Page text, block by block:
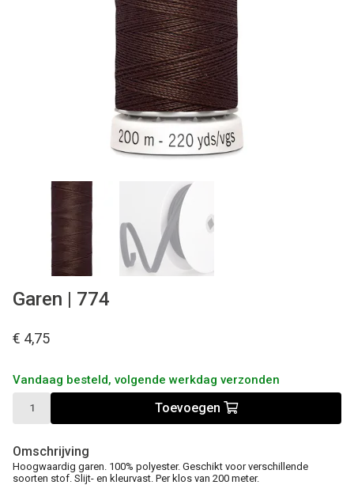
Garen | 774
€ 4,75
Vandaag besteld, volgende werkdag verzonden
Toevoegen
Omschrijving
Hoogwaardig garen. 100% polyester. Geschikt voor verschillende
soorten stof. Slijt- en kleurvast. Per klos van 200 meter.